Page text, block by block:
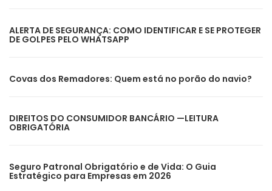
ALERTA DE SEGURANÇA: COMO IDENTIFICAR E SE PROTEGER
DE GOLPES PELO WHATSAPP
Covas dos Remadores: Quem está no porão do navio?
DIREITOS DO CONSUMIDOR BANCÁRIO —LEITURA
OBRIGATÓRIA
Seguro Patronal Obrigatório e de Vida: O Guia
Estratégico para Empresas em 2026